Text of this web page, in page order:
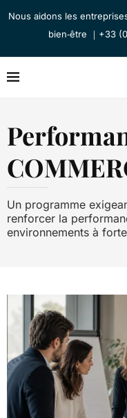
Nous aidons les
bien‑être ｜+33
Un programme
renforcer la
environnements à